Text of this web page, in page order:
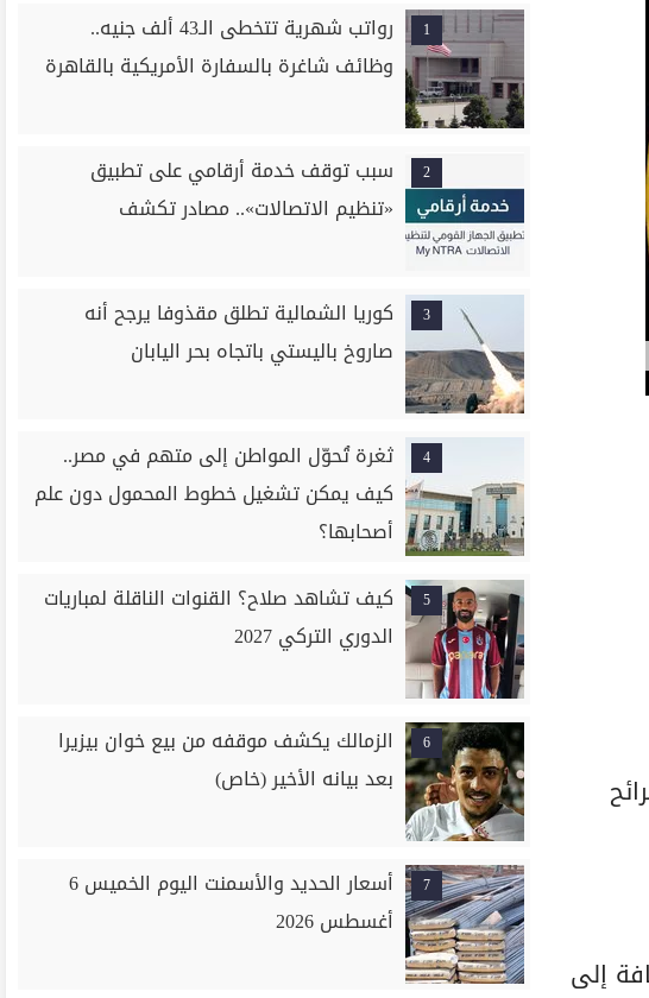
إلى
1
رواتب شهرية تتخطى الـ43 ألف جنيه..
وظائف شاغرة بالسفارة الأمريكية بالقاهرة
2
سبب توقف خدمة أرقامي على تطبيق
«تنظيم الاتصالات».. مصادر تكشف
3
كوريا الشمالية تطلق مقذوفا يرجح أنه
صاروخ باليستي باتجاه بحر اليابان
4
ثغرة تُحوّل المواطن إلى متهم في مصر..
كيف يمكن تشغيل خطوط المحمول دون علم
أصحابها؟
5
كيف تشاهد صلاح؟ القنوات الناقلة لمباريات
الدوري التركي 2027
6
الزمالك يكشف موقفه من بيع خوان بيزيرا
بعد بيانه الأخير (خاص)
7
أسعار الحديد والأسمنت اليوم الخميس 6
أغسطس 2026